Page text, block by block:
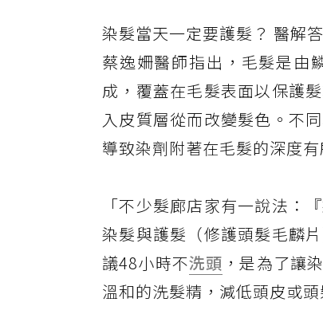
染髮當天一定要護髮？ 醫解
蔡逸姍醫師指出，毛髮是由
成，覆蓋在毛髮表面以保護
入皮質層從而改變髮色。不
導致染劑附著在毛髮的深度有
「不少髮廊店家有一說法：
染髮與護髮（修護頭髮毛麟
議48小時不洗頭 ，是為了讓
溫和的洗髮精，減低頭皮或頭